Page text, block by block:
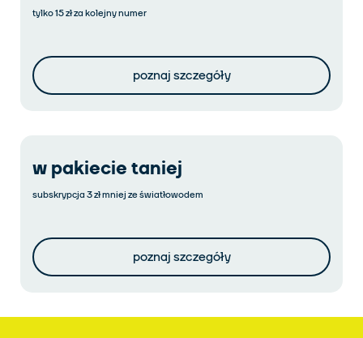
tylko 15 zł za kolejny numer
poznaj szczegóły
w pakiecie taniej
subskrypcja 3 zł mniej ze światłowodem
poznaj szczegóły